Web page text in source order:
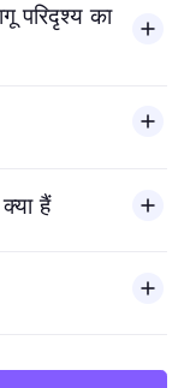
परिदृश्य का
दुरुपयोग,
हैं